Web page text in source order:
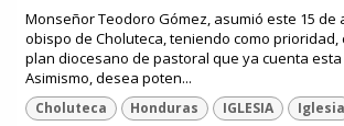
Monseñor Teodoro Gómez, asumió este 15 de
obispo de Choluteca, teniendo como prioridad,
plan diocesano de pastoral que ya cuenta esta
Asimismo, desea poten...
Choluteca Honduras IGLESIA
Iglesia